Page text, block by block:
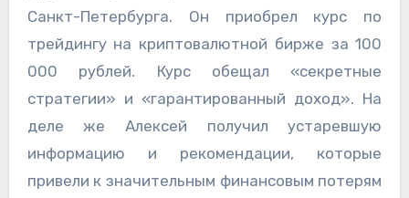
Санкт-Петербурга. Он приобрел курс по
трейдингу на криптовалютной бирже за 100
000 рублей. Курс обещал «секретные
стратегии» и «гарантированный доход». На
деле же Алексей получил устаревшую
информацию и рекомендации, которые
привели к значительным финансовым потерям